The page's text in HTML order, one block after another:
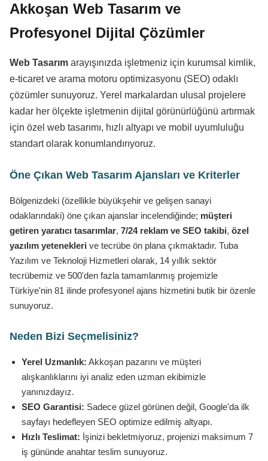
Akkoşan Web Tasarım ve
Profesyonel Dijital Çözümler
Web Tasarım arayışınızda işletmeniz için kurumsal kimlik,
e-ticaret ve arama motoru optimizasyonu (SEO) odaklı
çözümler sunuyoruz. Yerel markalardan ulusal projelere
kadar her ölçekte işletmenin dijital görünürlüğünü artırmak
için özel web tasarımı, hızlı altyapı ve mobil uyumluluğu
standart olarak konumlandırıyoruz.
Öne Çıkan Web Tasarım Ajansları ve Kriterler
Bölgenizdeki (özellikle büyükşehir ve gelişen sanayi
odaklarındaki) öne çıkan ajanslar incelendiğinde; müşteri
getiren yaratıcı tasarımlar, 7/24 reklam ve SEO takibi, özel
yazılım yetenekleri ve tecrübe ön plana çıkmaktadır. Tuba
Yazılım ve Teknoloji Hizmetleri olarak, 14 yıllık sektör
tecrübemiz ve 500'den fazla tamamlanmış projemizle
Türkiye'nin 81 ilinde profesyonel ajans hizmetini butik bir özenle
sunuyoruz.
Neden Bizi Seçmelisiniz?
Yerel Uzmanlık: Akkoşan pazarını ve müşteri
alışkanlıklarını iyi analiz eden uzman ekibimizle
yanınızdayız.
SEO Garantisi: Sadece güzel görünen değil, Google'da ilk
sayfayı hedefleyen SEO optimize edilmiş altyapı.
Hızlı Teslimat: İşinizi bekletmiyoruz, projenizi maksimum 7
iş gününde anahtar teslim sunuyoruz.